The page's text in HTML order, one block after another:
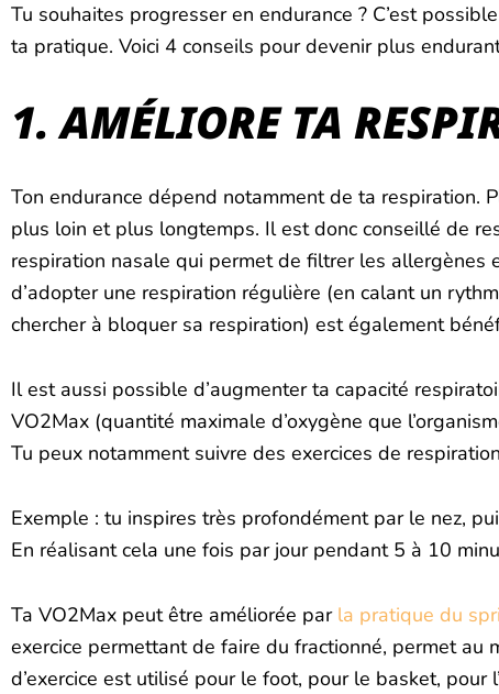
Tu souhaites progresser en endurance ? C’est
ta pratique. Voici 4 conseils pour devenir plus
1. AMÉLIORE TA
Ton endurance dépend notamment de ta respiration.
plus loin et plus longtemps. Il est donc conseillé de
respiration nasale qui permet de filtrer les allergènes
d’adopter une respiration régulière (en calant un
chercher à bloquer sa respiration) est également
Il est aussi possible d’augmenter ta capacité
VO2Max (quantité maximale d’oxygène que
Tu peux notamment suivre des exercices de
Exemple : tu inspires très profondément par le nez,
En réalisant cela une fois par jour pendant 5 à 10
Ta VO2Max peut être améliorée par la pratique du
exercice permettant de faire du fractionné, permet au
d’exercice est utilisé pour le foot, pour le basket, pour